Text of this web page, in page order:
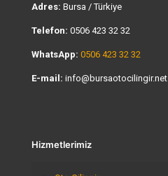
Adres: Bursa / Türkiye
Telefon: 0506 423 32 32
WhatsApp: 0506 423 32 32
E-mail: info@bursaotocilingir.net
Hizmetlerimiz